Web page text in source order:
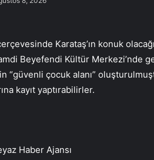
Karataş’ın konuk
Beyefendi Kültür Merkezi’nde
“güvenli çocuk alanı”
kayıt yaptırabilirler.
Haber Ajansı